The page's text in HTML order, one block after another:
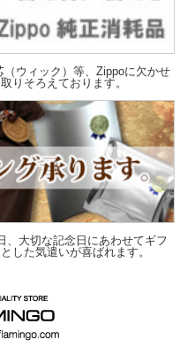
ウィック）等、Zippoに欠かせ
りそろえております。
、大切な記念日にあわせてギフ
した気遣いが喜ばれます。